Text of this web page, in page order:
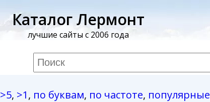
Каталог Лермонт
лучшие сайты с 2006 года
>5, >1, по буквам, по частоте, популярные